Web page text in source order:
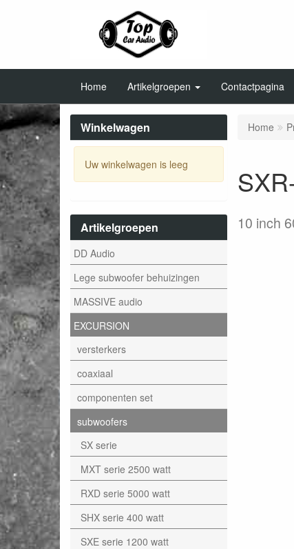
Home Artikelgroepen Contactpagina
Winkelwagen
Uw winkelwagen is leeg
Artikelgroepen
DD Audio
Lege subwoofer behuizingen
MASSIVE audio
EXCURSION
versterkers
coaxiaal
componenten set
subwoofers
SX serie
MXT serie 2500 watt
RXD serie 5000 watt
SHX serie 400 watt
SXE serie 1200 watt
Home
10 inch